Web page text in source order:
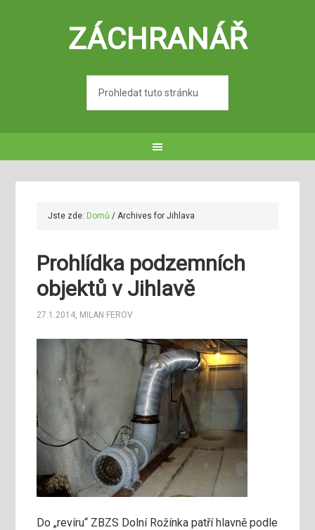
ZÁCHRANÁŘ
Jste zde: Domů / Archives for Jihlava
Prohlídka podzemních
objektů v Jihlavě
27.1.2014, MILAN FEROV
Do „revíru“ ZBZS Dolní Rožínka patří hlavně podle